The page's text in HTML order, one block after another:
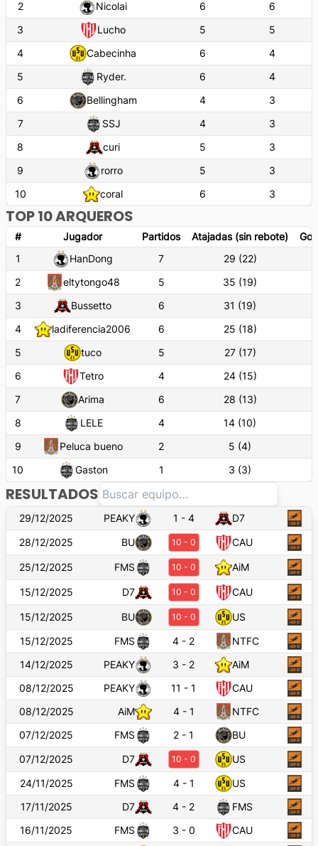
2
Nicolai 6
6
3
Lucho 5
5
4
Cabecinha 6
4
5
Ryder. 6
4
6
Bellingham 4
3
7
SSJ 4
3
8
curi 5
3
9
rorro 5
3
10
coral 6 3
TOP 10 ARQUEROS
# Jugador Partidos Atajadas (sin rebote)
1
HanDong 7 29 (22)
2
eltytongo48 5 35 (19)
3
Bussetto 6 31 (19)
4
ladiferencia2006 6 25 (18)
5
tuco 5 27(17)
6
Tetro 4 24(15)
7
Arima 6 28 (13)
8
LELE 4 14 (10)
9
Peluca bueno 2 5 (4)
10
Gaston 1 3 (3)
RESULTADOS
29/12/2025 PEAKY 1 - 4
D7
28/12/2025
BU 10 - 0 CAU
25/12/2025 FMS 10 - 0 AiM
15/12/2025 D7 10 - 0 CAU
15/12/2025 BU 10 - 0
US
15/12/2025
FMS 4 - 2
NTFC
14/12/2025
PEAKY 3 - 2
AiM
08/12/2025
PEAKY 11 - 1
CAU
08/12/2025
AiM 4- 1
NTFC
07/12/2025
FMS 2 - 1
BU
07/12/2025
D7 10 - 0
US
24/11/2025
FMS 4- 1
US
17/11/2025
D7 4 - 2
FMS
16/11/2025
FMS 3 - 0 CAU